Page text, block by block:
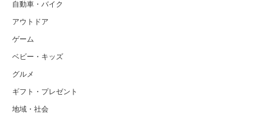
自動車・バイク
アウトドア
ゲーム
ベビー・キッズ
グルメ
ギフト・プレゼント
地域・社会